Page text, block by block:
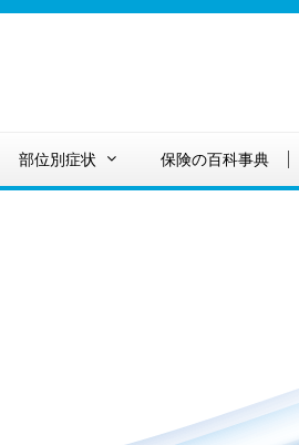
部位別症状 保険の百科事典